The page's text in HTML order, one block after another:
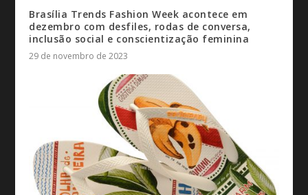
Brasília Trends Fashion Week acontece em
dezembro com desfiles, rodas de conversa,
inclusão social e conscientização feminina
29 de novembro de 2023